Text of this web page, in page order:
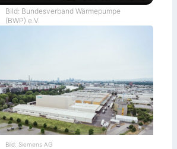
Bild: Bundesverband Wärmepumpe
(BWP) e.V.
Bild: Siemens AG